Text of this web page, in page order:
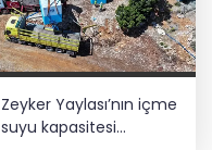
Zeyker Yaylası’nın içme
suyu kapasitesi